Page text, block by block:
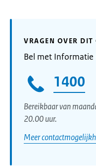
VRAGEN OVER DIT
Bel met Informatie
1400
Bereikbaar van
20.00 uur.
Meer